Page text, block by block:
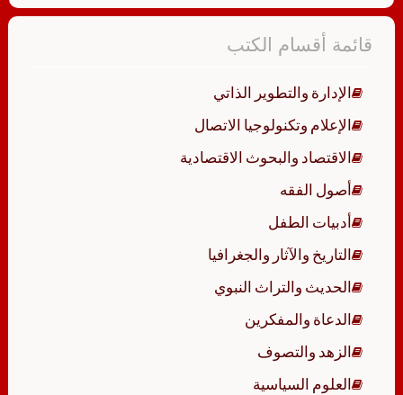
قائمة أقسام الكتب
الإدارة والتطوير الذاتي
الإعلام وتكنولوجيا الاتصال
الاقتصاد والبحوث الاقتصادية
أصول الفقه
أدبيات الطفل
التاريخ والآثار والجغرافيا
الحديث والتراث النبوي
الدعاة والمفكرين
الزهد والتصوف
العلوم السياسية